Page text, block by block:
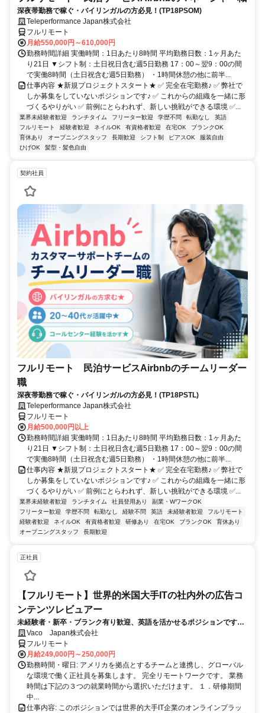
深夜帯勤務で稼ぐ・バイリンガルの方必見！(TP18PSOM)
Teleperformance Japan株式会社
フルリモート
月給550,000円～610,000円
勤務時間詳細 実働時間：1日あたり8時間 平均勤務日数：1ヶ月あた
り21日 ▼シフト制：土日祝日含む週5日勤務 17：00～翌9：00の間
で実働8時間（土日祝含む週5日勤務） ・1時間休憩の他に前半...
仕事内容 ★新規プロジェクトスタート★ ✅ 完全在宅勤務♪ ✅ 弊社で
しか募集をしていないポジションです♪ ✅ これからの組織を一緒に形
づくるやりがい ✅ 前例にとらわれず、新しい挑戦ができる環境 ✅...
業界未経験者歓迎 ランチタイム フリーター歓迎 学歴不問 転勤なし
英語
フルリモート
経験者歓迎 ネイルOK 有資格者歓迎 在宅OK
ブランクOK
育休あり
オープニングスタッフ 長期歓迎 シフト制 ピアスOK
服装自由
ひげOK
髪型・髪色自由
契約社員
フルリモート 民泊サービスAirbnbのチームリーダー
職
深夜帯勤務で稼ぐ・バイリンガルの方必見！(TP18PSTL)
Teleperformance Japan株式会社
フルリモート
月給500,000円以上
勤務時間詳細 実働時間：1日あたり8時間 平均勤務日数：1ヶ月あた
り21日 ▼シフト制：土日祝日含む週5日勤務 17：00～翌9：00の間
で実働8時間（土日祝含む週5日勤務） ・1時間休憩の他に前半...
仕事内容 ★新規プロジェクトスタート★ ✅ 完全在宅勤務♪ ✅ 弊社で
しか募集をしていないポジションです♪ ✅ これからの組織を一緒に形
づくるやりがい ✅ 前例にとらわれず、新しい挑戦ができる環境 ✅...
業界未経験者歓迎 ランチタイム 社員登用あり
副業・WワークOK
フリーター歓迎
学歴不問 転勤なし 経験不問 英語 未経験者歓迎
フルリモート
経験者歓迎
ネイルOK 有資格者歓迎 研修あり 在宅OK ブランクOK
育休あり
オープニングスタッフ
長期歓迎
正社員
【フルリモート】世界的米国大手ITの社内外の広告コ
ンテンツレビュアー
未経験者・新卒・ブランク有り歓迎、英語を活かせるポジションです。
完全リモート
Vaco Japan株式会社
フルリモート
月給249,000円～250,000円
勤務時間・曜日: アメリカを拠点とするチームと連携し、グローバル
な環境で働く正社員を募集します。 完全リモートワークです。 業務
時間は下記の３つの就業時間から選択いただけます。 １．研修期間
中...
仕事内容: このポジションでは世界的大手IT企業のオンラインプラッ